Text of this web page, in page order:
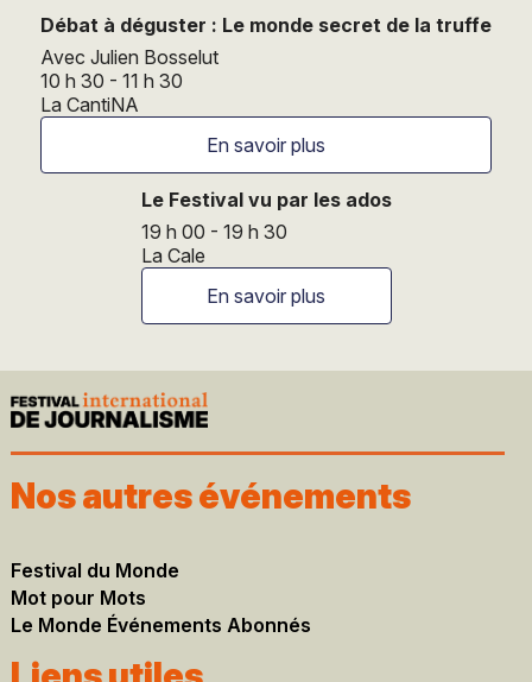
Débat à déguster : Le monde secret de la truffe
Avec Julien Bosselut
10 h 30 - 11 h 30
La CantiNA
En savoir plus
Le Festival vu par les ados
19 h 00 - 19 h 30
La Cale
En savoir plus
Nos autres événements
Festival du Monde
Mot pour Mots
Le Monde Événements Abonnés